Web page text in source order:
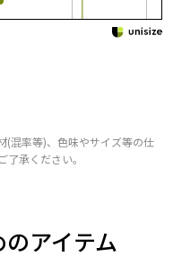
(混率等)、色味やサイズ等の仕
承ください。
アイテム